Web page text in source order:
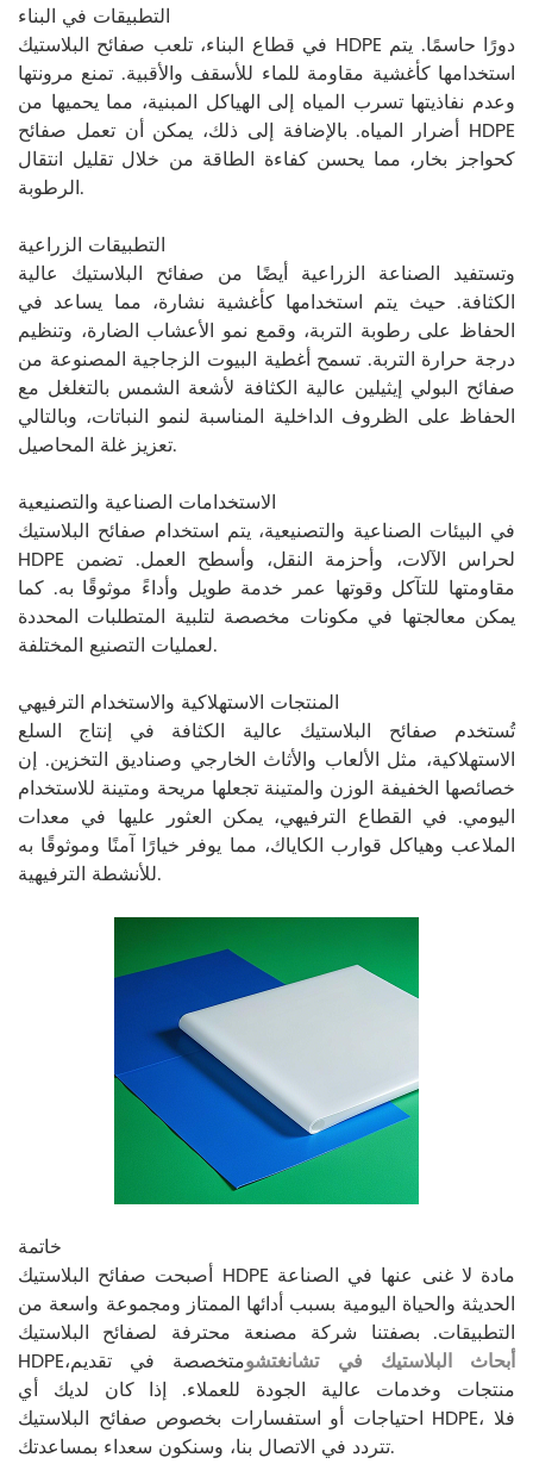
التطبيقات في البناء
في قطاع البناء، تلعب صفائح البلاستيك HDPE دورًا حاسمًا. يتم
استخدامها كأغشية مقاومة للماء للأسقف والأقبية. تمنع مرونتها
وعدم نفاذيتها تسرب المياه إلى الهياكل المبنية، مما يحميها من
أضرار المياه. بالإضافة إلى ذلك، يمكن أن تعمل صفائح HDPE
كحواجز بخار، مما يحسن كفاءة الطاقة من خلال تقليل انتقال
الرطوبة.
التطبيقات الزراعية
وتستفيد الصناعة الزراعية أيضًا من صفائح البلاستيك عالية
الكثافة. حيث يتم استخدامها كأغشية نشارة، مما يساعد في
الحفاظ على رطوبة التربة، وقمع نمو الأعشاب الضارة، وتنظيم
درجة حرارة التربة. تسمح أغطية البيوت الزجاجية المصنوعة من
صفائح البولي إيثيلين عالية الكثافة لأشعة الشمس بالتغلغل مع
الحفاظ على الظروف الداخلية المناسبة لنمو النباتات، وبالتالي
تعزيز غلة المحاصيل.
الاستخدامات الصناعية والتصنيعية
في البيئات الصناعية والتصنيعية، يتم استخدام صفائح البلاستيك
HDPE لحراس الآلات، وأحزمة النقل، وأسطح العمل. تضمن
مقاومتها للتآكل وقوتها عمر خدمة طويل وأداءً موثوقًا به. كما
يمكن معالجتها في مكونات مخصصة لتلبية المتطلبات المحددة
لعمليات التصنيع المختلفة.
المنتجات الاستهلاكية والاستخدام الترفيهي
تُستخدم صفائح البلاستيك عالية الكثافة في إنتاج السلع
الاستهلاكية، مثل الألعاب والأثاث الخارجي وصناديق التخزين. إن
خصائصها الخفيفة الوزن والمتينة تجعلها مريحة ومتينة للاستخدام
اليومي. في القطاع الترفيهي، يمكن العثور عليها في معدات
الملاعب وهياكل قوارب الكاياك، مما يوفر خيارًا آمنًا وموثوقًا به
للأنشطة الترفيهية.
خاتمة
أصبحت صفائح البلاستيك HDPE مادة لا غنى عنها في الصناعة
الحديثة والحياة اليومية بسبب أدائها الممتاز ومجموعة واسعة من
التطبيقات. بصفتنا شركة مصنعة محترفة لصفائح البلاستيك
HDPE،
أبحاث البلاستيك في تشانغتشومتخصصة في تقديم
منتجات وخدمات عالية الجودة للعملاء. إذا كان لديك أي
احتياجات أو استفسارات بخصوص صفائح البلاستيك HDPE، فلا
تتردد في الاتصال بنا، وسنكون سعداء بمساعدتك.